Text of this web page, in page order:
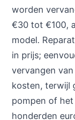
worden
€30 tot €100,
model.
in prijs;
vervangen
kosten, terwijl
pompen of
honderden